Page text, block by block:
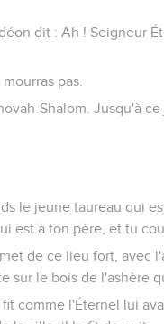
dit : Ah ! Seigneur
pas.
Shalom. Jusqu'à
le jeune taureau qui
est à ton père, et tu
de ce lieu fort, avec
sur le bois de l'ashère
comme l'Éternel lui